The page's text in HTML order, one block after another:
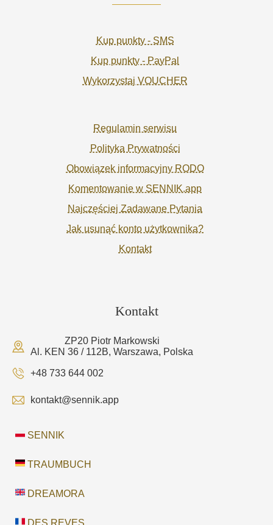
Kup punkty - SMS
Kup punkty - PayPal
Wykorzystaj VOUCHER
Regulamin serwisu
Polityka Prywatności
Obowiązek informacyjny RODO
Komentowanie w SENNIK.app
Najczęściej Zadawane Pytania
Jak usunąć konto użytkownika?
Kontakt
Kontakt
ZP20 Piotr Markowski
Al. KEN 36 / 112B, Warszawa, Polska
+48 733 644 002
kontakt@sennik.app
SENNIK
TRAUMBUCH
DREAMORA
DES REVES